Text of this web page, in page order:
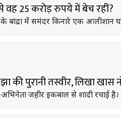
वह 25 करोड़ रुपये में बेच रहीं?
बांद्रा में समंदर किनारे एक आलीशान
की पुरानी तस्वीर, लिखा खास
जहीर इकबाल से शादी रचाई है।